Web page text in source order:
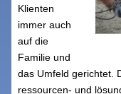
Klienten
immer auch
auf die
Familie und
das Umfeld gerichtet.
ressourcen- und